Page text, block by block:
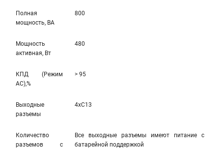
Полная
мощность, ВА
800
Мощность
активная, Вт
480
КПД (Режим
AC),%
> 95
Выходные
разъемы
4xC13
Количество
разъемов с
Все выходные разъемы имеют питание с
батарейной поддержкой